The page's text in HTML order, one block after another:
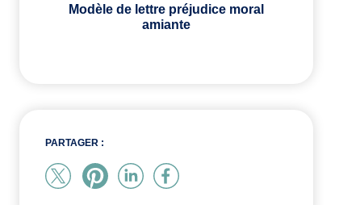
Modèle de lettre préjudice moral
amiante
PARTAGER :